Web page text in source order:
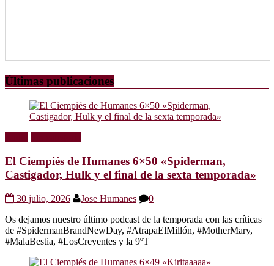
Últimas publicaciones
El Ciempiés de Humanes 6×50 «Spiderman,
Castigador, Hulk y el final de la sexta temporada»
30 julio, 2026 Jose Humanes
0
Os dejamos nuestro último podcast de la temporada con las críticas
de #SpidermanBrandNewDay, #AtrapaElMillón, #MotherMary,
#MalaBestia, #LosCreyentes y la 9ºT